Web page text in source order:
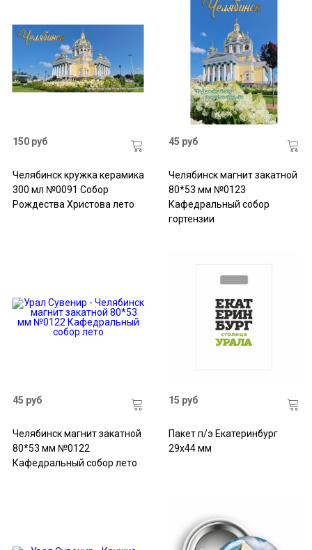
150 руб
Челябинск кружка керамика
300 мл №0091 Собор
Рождества Христова лето
45 руб
Челябинск магнит закатной
80*53 мм №0123
Кафедральный собор
гортензии
45 руб
Челябинск магнит закатной
80*53 мм №0122
Кафедральный собор лето
15 руб
Пакет п/э Екатеринбург
29х44 мм